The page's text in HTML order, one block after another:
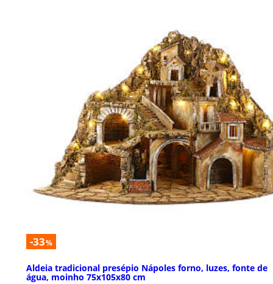
-33%
Aldeia tradicional presépio Nápoles forno, luzes, fonte de
água, moinho 75x105x80 cm